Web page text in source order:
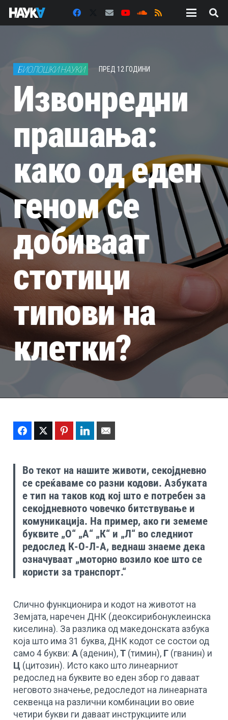
БИОЛОШКИ НАУКИ ПРЕД 12 ГОДИНИ
Извонредни
прашања:
како од еден
геном се
добиваат
стотици
типови на
клетки?
FacebookTwitter PinterestLinkedIn
Во текот на нашите животи, секојдневно
се среќаваме со разни кодови. Азбуката
е тип на таков код кој што е потребен за
секојдневното човечко битствување и
комуникација. На пример, ако ги земеме
буквите „О“ „А“ „К“ и „Л“ во следниот
редослед К-О-Л-А, веднаш знаеме дека
означуваaт „моторно возило кое што се
користи за транспорт.“
Слично функционира и кодот на животот на
Земјата, наречен ДНК (деоксирибонуклеинска
киселина). За разлика од македонската азбука
која што има 31 буква, ДНК кодот се состои од
само 4 букви:A (аденин),T (тимин), Г (гванин) и
Ц (цитозин). Исто како што линеарниот
редослед на буквите во еден збор го даваат
неговото значење, редоследот на линеарната
секвенца на различни комбинации во овие
четири букви ги даваат инструкциите или